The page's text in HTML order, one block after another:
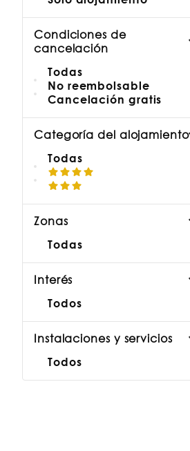
Condiciones de
cancelación
Todas
No reembolsable
Cancelación gratis
Categoría del alojamiento
Todas
Zonas
Todas
Interés
Todos
Instalaciones y servicios
Todos